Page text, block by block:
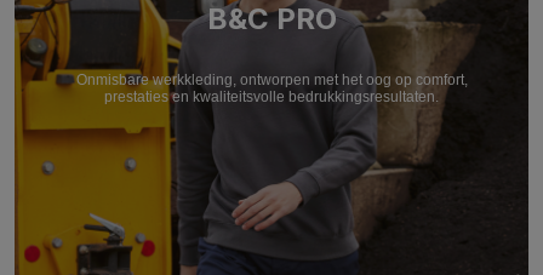
B&C PRO
Onmisbare werkkleding, ontworpen met het oog op comfort,
prestaties en kwaliteitsvolle bedrukkingsresultaten.